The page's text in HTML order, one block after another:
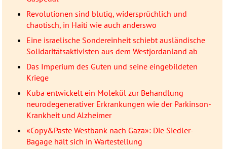
Revolutionen sind blutig, widersprüchlich und
chaotisch, in Haiti wie auch anderswo
Eine israelische Sondereinheit schiebt ausländische
Solidaritätsaktivisten aus dem Westjordanland ab
Das Imperium des Guten und seine eingebildeten
Kriege
Kuba entwickelt ein Molekül zur Behandlung
neurodegenerativer Erkrankungen wie der Parkinson-
Krankheit und Alzheimer
«Copy&Paste Westbank nach Gaza»: Die Siedler-
Bagage hält sich in Wartestellung